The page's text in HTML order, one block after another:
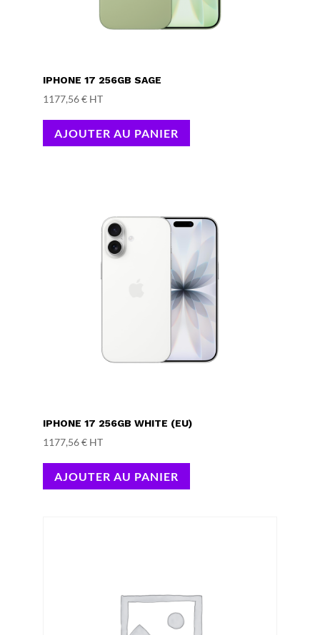
IPHONE 17 256GB SAGE
1177,56€ HT
AJOUTER AU PANIER
IPHONE 17 256GB WHITE (EU)
1177,56€ HT
AJOUTER AU PANIER